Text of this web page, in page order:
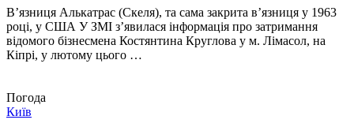
В’язниця Алькатрас (Скеля), та сама закрита в’язниця у 1963
році, у США У ЗМІ з’явилася інформація про затримання
відомого бізнесмена Костянтина Круглова у м. Лімасол, на
Кіпрі, у лютому цього …
Погода
Київ